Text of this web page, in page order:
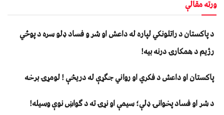
ورته مقالې
د پاکستان د راتلونکي لپاره له داعش او شر و فساد ډلو سره د پوځي
رژیم د همکارۍ درنه بیه!
پاکستان او داعش د فکري او رواني جګړې له دریڅې ! لومړۍ برخه
د شر او فساد پخوانۍ ډلې؛ سیمې او نړۍ ته د ګواښ نوې وسیله!